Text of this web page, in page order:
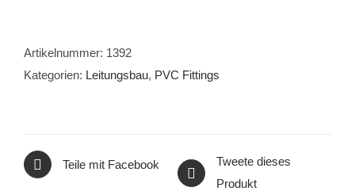
Stück
40mm
Artikelnummer: 1392
Kategorien: Leitungsbau, PVC Fittings
Teile mit Facebook
Tweete dieses
Produkt